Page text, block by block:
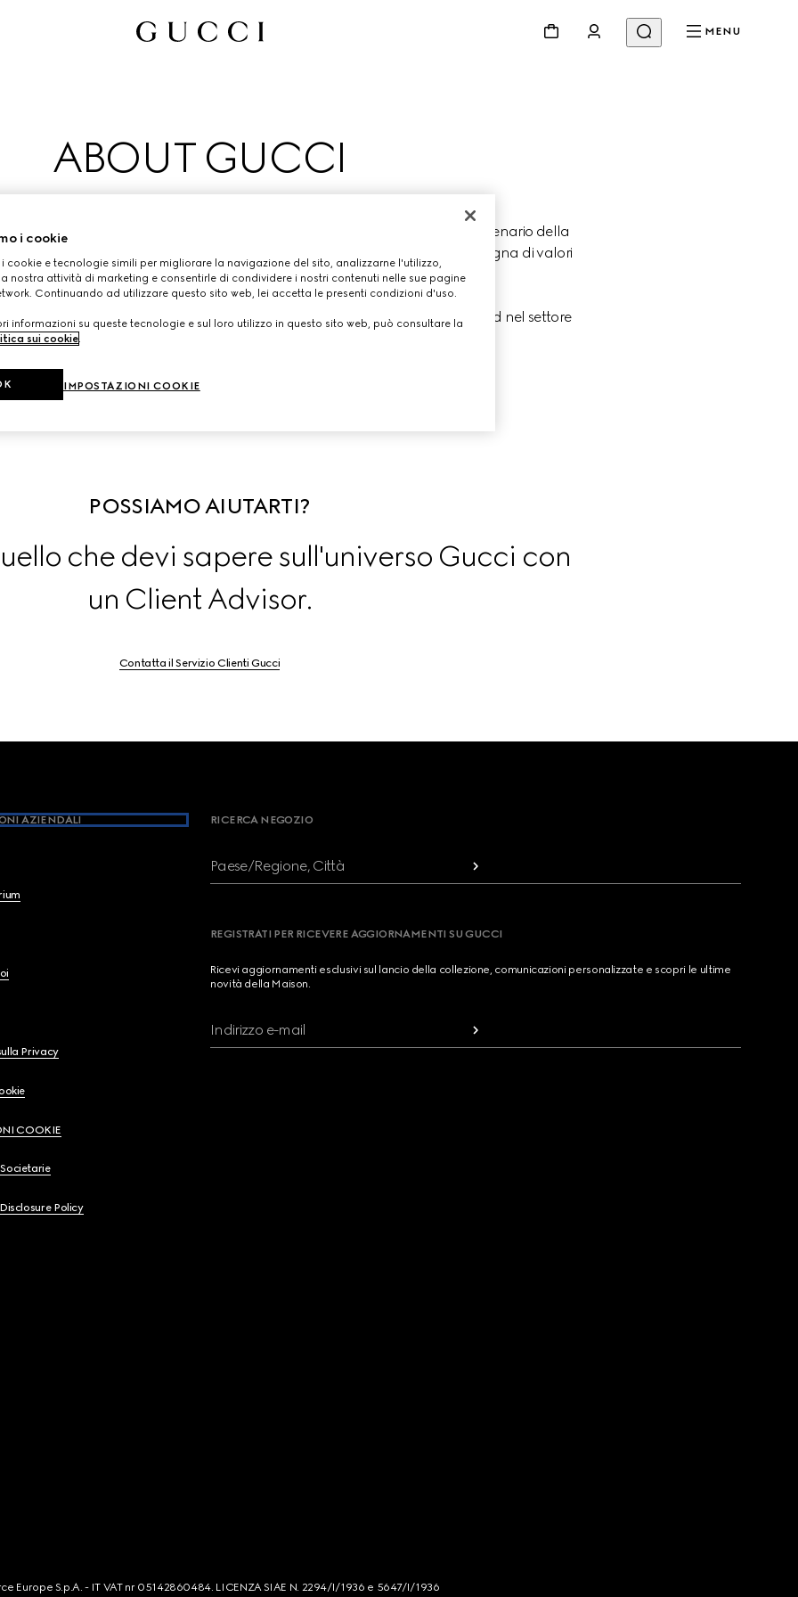
MENU
ABOUT GUCCI
Gucci è uno dei più importanti brand nel settore del lusso. Sulla scia del centenario della
i prossimi cento anni, continuando a ridefinire il concetto di lusso all'insegna di valori
quali creatività, tradizione artigianale e innovazione.
che sostiene e promuove lo sviluppo di alcuni tra i più importanti brand nel settore
Scopri di più su
POSSIAMO AIUTARTI?
che devi sapere sull'universo Gucci con
un Client Advisor.
Contatta il Servizio Clienti Gucci
AZIENDALI
Privacy
COOKIE
Policy
RICERCA NEGOZIO
Paese/Regione, Città
REGISTRATI PER RICEVERE AGGIORNAMENTI SU GUCCI
Ricevi aggiornamenti esclusivi sul lancio della collezione, comunicazioni personalizzate e scopri le ultime
novità della Maison.
Indirizzo e-mail
Europe S.p.A. - IT VAT nr 05142860484. LICENZA SIAE N. 2294/I/1936 e 5647/I/1936
i cookie
cookie e tecnologie simili per migliorare la navigazione del sito, analizzarne l'utilizzo,
nostra attività di marketing e consentirle di condividere i nostri contenuti nelle sue pagine
Continuando ad utilizzare questo sito web, lei accetta le presenti condizioni d'uso.
informazioni su queste tecnologie e sul loro utilizzo in questo sito web, può consultare la
sui cookie.
IMPOSTAZIONI COOKIE